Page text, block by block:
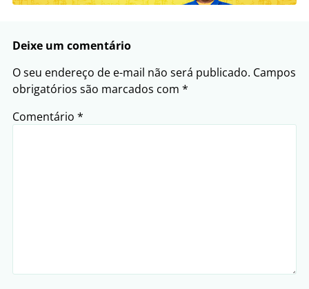
Deixe um comentário
O seu endereço de e-mail não será publicado. Campos
obrigatórios são marcados com *
Comentário *